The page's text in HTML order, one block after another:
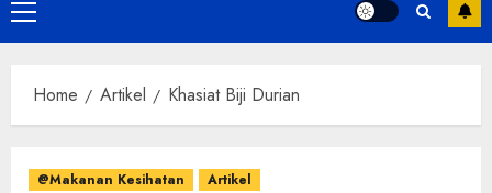
Primary
Menu
Home Artikel Khasiat Biji Durian
@Makanan Kesihatan Artikel